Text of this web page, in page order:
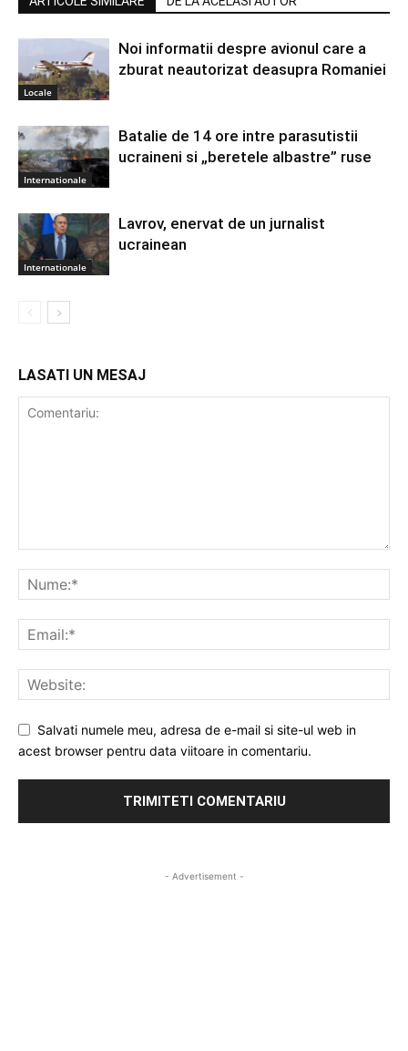
Locale
Noi informatii despre avionul care a
zburat neautorizat deasupra Romaniei
Internationale
Batalie de 14 ore intre parasutistii
ucraineni si „beretele albastre” ruse
Internationale
Lavrov, enervat de un jurnalist
ucrainean
LASATI UN MESAJ
Salvati numele meu, adresa de e-mail si site-ul web in
acest browser pentru data viitoare in comentariu.
- Advertisement -